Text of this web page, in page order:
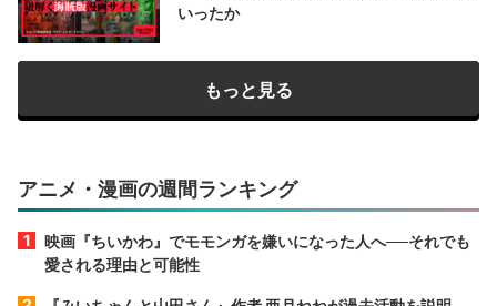
いったか
もっと見る
アニメ・漫画の週間ランキング
映画『ちいかわ』でモモンガを嫌いになった人へ──それでも
愛される理由と可能性